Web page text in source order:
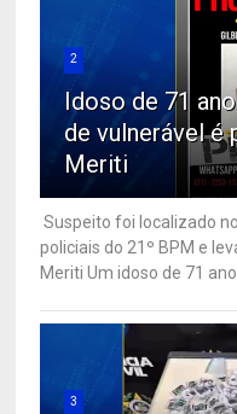
2
Idoso de 71
de vulnerável é
Meriti
Suspeito foi localizado
policiais do 21º BPM e
Meriti Um idoso de 71
3